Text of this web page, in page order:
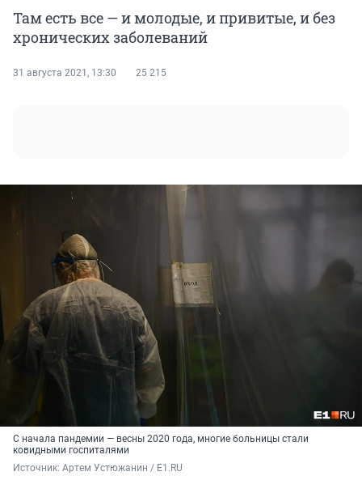
Там есть все — и молодые, и привитые, и без
хронических заболеваний
31 августа 2021, 13:30 25 215
С начала пандемии — весны 2020 года, многие больницы стали
ковидными госпиталями
Источник: Артем Устюжанин / E1.RU